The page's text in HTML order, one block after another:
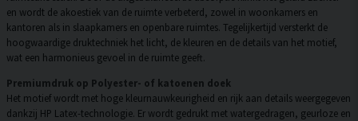
en wordt de akoestiek van de ruimte verbeterd, zowel in woonkamers en
kantoren als in slaapkamers en openbare ruimtes. Tegelijkertijd versterkt de
hoogwaardige druktechniek het licht, de kleuren en de details van het motief,
wat een harmonieus gevoel in de ruimte geeft.
Premiumdruk op Polyester- of katoenen doek
Het motief wordt met hoge kleurnauwkeurigheid en rijk aan details weergegeven
dankzij HP Latex-technologie. Er wordt gedrukt met watergedragen, geurloze en